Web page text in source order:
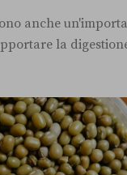
anche
la